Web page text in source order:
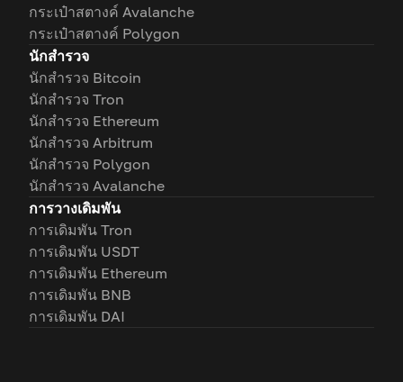
กระเป๋าสตางค์ Avalanche
กระเป๋าสตางค์ Polygon
นักสำรวจ
นักสำรวจ Bitcoin
นักสำรวจ Tron
นักสำรวจ Ethereum
นักสำรวจ Arbitrum
นักสำรวจ Polygon
นักสำรวจ Avalanche
การวางเดิมพัน
การเดิมพัน Tron
การเดิมพัน USDT
การเดิมพัน Ethereum
การเดิมพัน BNB
การเดิมพัน DAI